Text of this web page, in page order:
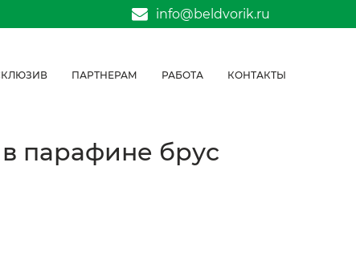
info@beldvorik.ru
ПАРТНЕРАМ РАБОТА КОНТАКТЫ
парафине брус